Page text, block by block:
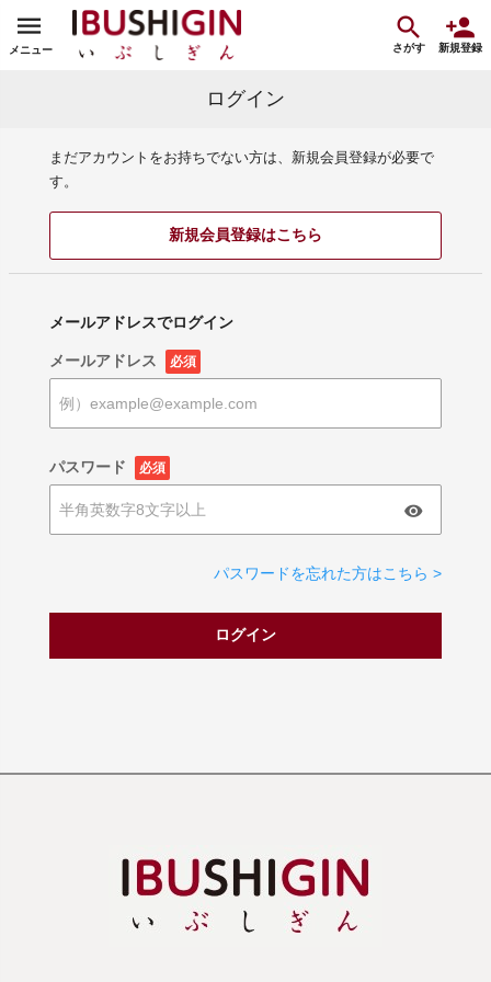
メニュー さがす 新規登録
ログイン
まだアカウントをお持ちでない方は、新規会員登録が必要で
す。
新規会員登録はこちら
メールアドレスでログイン
メールアドレス 必須
パスワード 必須
パスワードを忘れた方はこちら >
ログイン